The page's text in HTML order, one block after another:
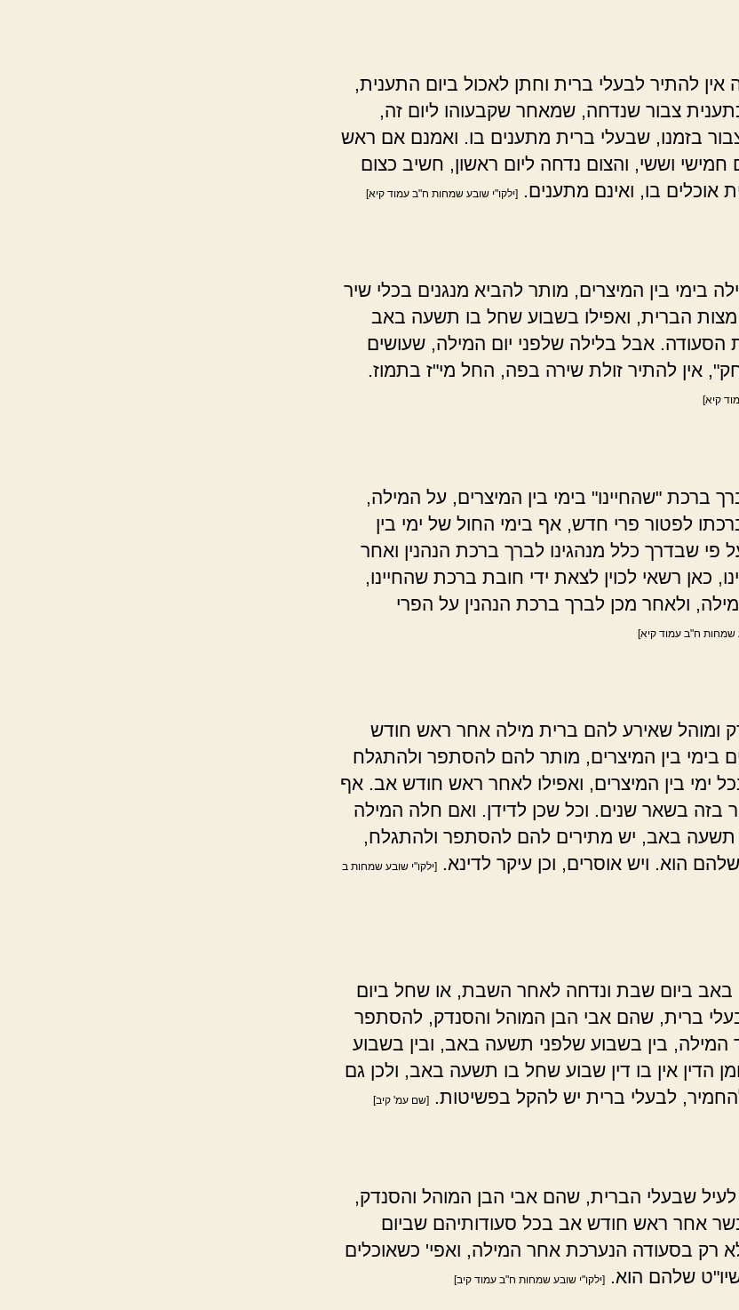
אין להתיר לבעלי ברית וחתן לאכול ביום התענית,
צבור שנדחה, שמאחר שקבעוהו ליום זה,
בזמנו, שבעלי ברית מתענים בו. ואמנם אם ראש
וששי, והצום נדחה ליום ראשון, חשיב כצום
אוכלים בו, ואינם מתענים.
[ילקו"י שובע שמחות ח"ב עמוד קיא]
בימי בין המיצרים, מותר להביא מנגנים בכלי שיר
מצות הברית, ואפילו בשבוע שחל בו תשעה באב
הסעודה. אבל בלילה שלפני יום המילה, שעושים
אין להתיר זולת שירה בפה, החל מי"ז בתמוז.
קיא]
ברכת "שהחיינו" בימי בין המיצרים, על המילה,
לפטור פרי חדש, אף בימי החול של ימי בין
פי שבדרך כלל מנהגינו לברך ברכת הנהנין ואחר
כאן רשאי לכוין לצאת ידי חובת ברכת שהחיינו,
ולאחר מכן לברך ברכת הנהנין על הפרי
שמחות ח"ב עמוד קיא]
ומוהל שאירע להם ברית מילה אחר ראש חודש
בימי בין המיצרים, מותר להם להסתפר ולהתגלח
ימי בין המיצרים, ואפילו לאחר ראש חודש אב. אף
בזה בשאר שנים. וכל שכן לדידן. ואם חלה המילה
תשעה באב, יש מתירים להם להסתפר ולהתגלח,
הוא. ויש אוסרים, וכן עיקר לדינא.
[ילקו"י שובע שמחות ב
ביום שבת ונדחה לאחר השבת, או שחל ביום
ברית, שהם אבי הבן המוהל והסנדק, להסתפר
המילה, בין בשבוע שלפני תשעה באב, ובין בשבוע
הדין אין בו דין שבוע שחל בו תשעה באב, ולכן גם
לבעלי ברית יש להקל בפשיטות.
[שם עמ' קיב]
שבעלי הברית, שהם אבי הבן המוהל והסנדק,
אחר ראש חודש אב בכל סעודותיהם שביום
רק בסעודה הנערכת אחר המילה, ואפי' כשאוכלים
שלהם הוא.
[ילקו"י שובע שמחות ח"ב עמוד קיב]